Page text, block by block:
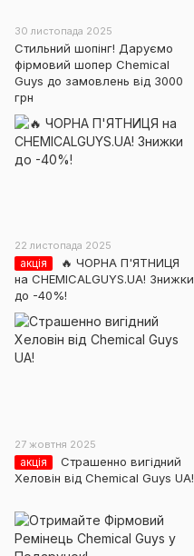
30 листопада 2025
Стильний шопінг! Даруємо
фірмовий шопер Chemical
Guys до замовлень від 3000
грн
22 листопада 2025
акція
🔥 ЧОРНА П'ЯТНИЦЯ
на CHEMICALGUYS.UA! Знижки
до -40%!
27 жовтня 2025
акція
Страшенно вигідний
Хеловін від Chemical Guys UA!